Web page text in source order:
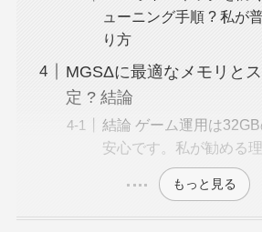
ューニング手順 ? 私が
り方
MGSΔに最適なメモリと
定 ? 結論
結論 ゲーム運用は
安心です。私が勧める
もっと見る